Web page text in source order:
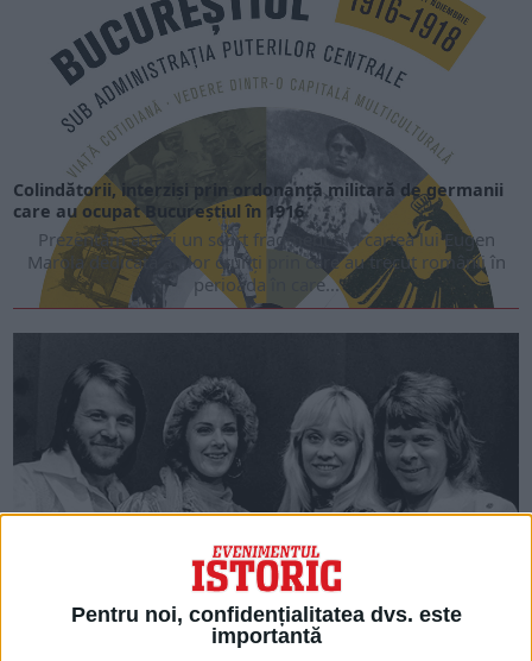
Pentru noi, confidențialitatea dvs. este
importantă
Colindătorii, interziși prin ordonanță militară de germanii
care au ocupat Bucureștiul în 1916
Prezentăm astăzi un scurt fragment din cartea lui Eugen
Marola dedicată anilor crunți prin care au trecut românii în
perioada în care...
Superba membră brunetă a trupei ABBA și uimitoarea sa
poveste despre război și regăsirea tatălui